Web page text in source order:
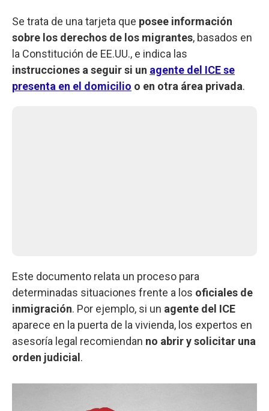
Se trata de una tarjeta que posee información
sobre los derechos de los migrantes, basados en
la Constitución de EE.UU., e indica las
instrucciones a seguir si un agente del ICE se
presenta en el domicilio o en otra área privada.
Este documento relata un proceso para
determinadas situaciones frente a los oficiales de
inmigración. Por ejemplo, si un agente del ICE
aparece en la puerta de la vivienda, los expertos en
asesoría legal recomiendan no abrir y solicitar una
orden judicial .